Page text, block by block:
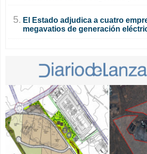
5. El Estado adjudica a cuatro
megavatios de generación